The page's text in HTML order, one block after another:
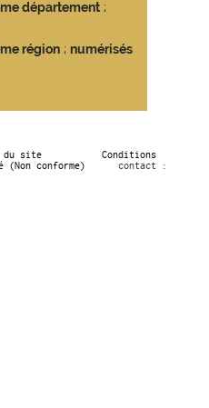
département ;
région ; numérisés
du site
Conditions
conforme)
contact :